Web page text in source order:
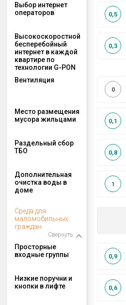
Выбор интернет
операторов
0,5
Высокоскоростной
бесперебойный
интернет в каждой
квартире по
технологии G-PON
0,3
Вентиляция
0
Место размещения
мусора жильцами
0,1
Раздельный сбор
ТБО
0,8
Дополнительная
очистка воды в
доме
1
Среда для
маломобильных
граждан
Свернуть
Просторные
входные группы
0,9
Низкие поручни и
кнопки в лифте
0,6